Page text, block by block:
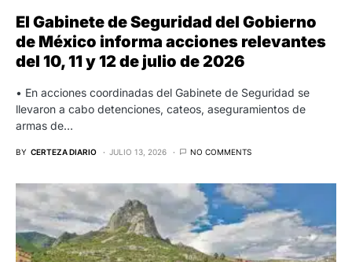
El Gabinete de Seguridad del Gobierno
de México informa acciones relevantes
del 10, 11 y 12 de julio de 2026
• En acciones coordinadas del Gabinete de Seguridad se
llevaron a cabo detenciones, cateos, aseguramientos de
armas de…
BY CERTEZA DIARIO JULIO 13, 2026 NO COMMENTS